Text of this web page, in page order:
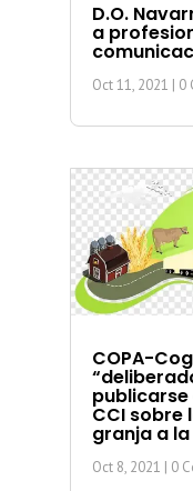
D.O.
a
Oct 11, 2021 | 0
COPA-
CCI sobre
granja a la
Oct 8, 2021 | 0